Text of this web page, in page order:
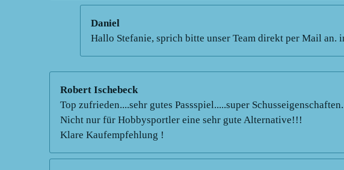
Daniel
Hallo Stefanie, sprich bitte unser Team direkt per Mail an.
Robert Ischebeck
Top zufrieden....sehr gutes Passspiel.....super
Nicht nur für Hobbysportler eine sehr gute Alternative!!!
Klare Kaufempfehlung !